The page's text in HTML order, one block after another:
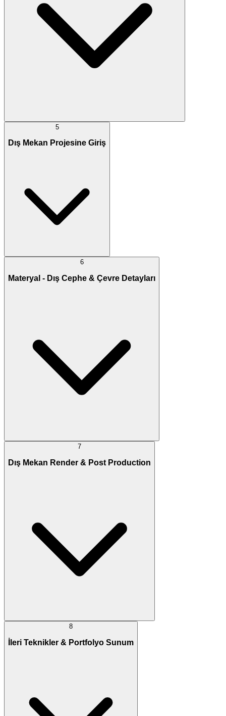
5
Dış Mekan Projesine Giriş
6
Materyal - Dış Cephe & Çevre Detayları
7
Dış Mekan Render & Post Production
8
İleri Teknikler & Portfolyo Sunum